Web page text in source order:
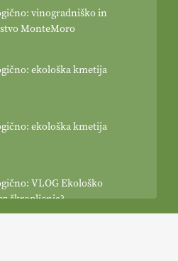
vinogradniško in
MonteMoro
ekološka kmetija
ekološka kmetija
VLOG Ekološko
škropljenja?
ekološka kmetija